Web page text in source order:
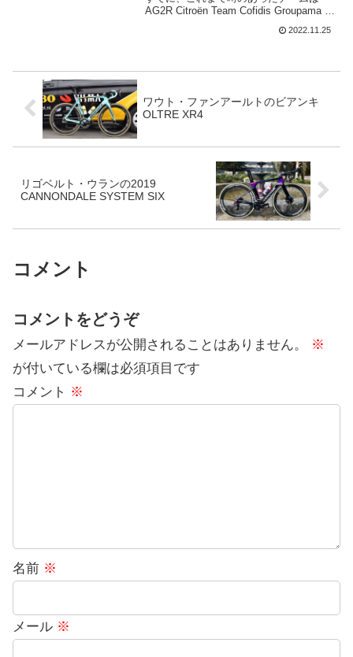
AG2R Citroën Team Cofidis Groupama –
FDJ Team Medellin – EPM Bahrain
2022.11.25
ワウト・ファンアールトのビアンキ
OLTRE XR4
リゴベルト・ウランの2019
CANNONDALE SYSTEM SIX
コメント
コメントをどうぞ
メールアドレスが公開されることはありません。
※
が付いている欄は必須項目です
コメント ※
名前 ※
メール ※